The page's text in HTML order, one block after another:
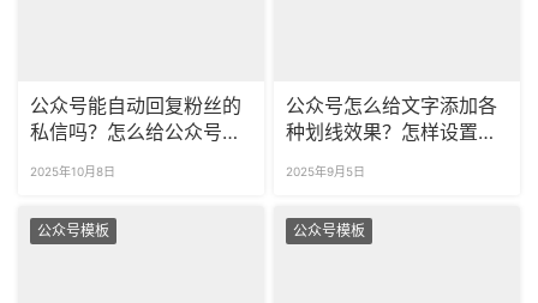
公众号能自动回复粉丝的
私信吗？怎么给公众号的
2025年10月8日
公众号怎么给文字添加各
种划线效果？怎样设置彩
2025年9月5日
公众号模板 公众号模板